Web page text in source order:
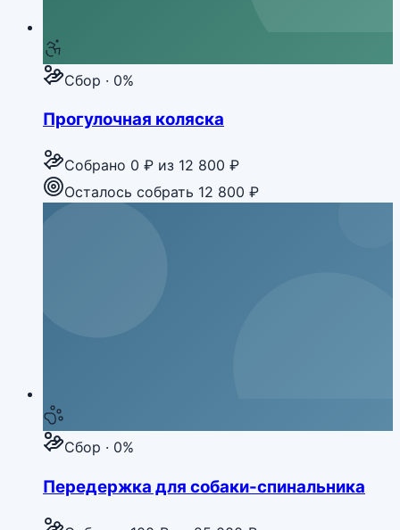
Сбор · 0%
Прогулочная коляска
Собрано 0 ₽ из 12 800 ₽
Осталось собрать 12 800 ₽
Сбор · 0%
Передержка для собаки-спинальника